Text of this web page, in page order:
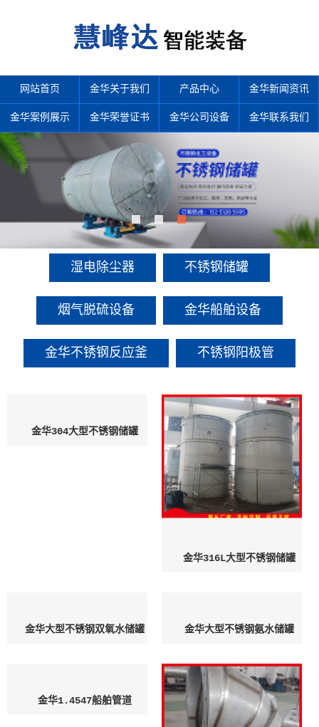
网站首页 金华关于我们 产品中心 金华新闻资讯
金华案例展示 金华荣誉证书 金华公司设备 金华联系我们
产品中心
多年来诚信服务每一位客户，以至诚用心，缔造优良品质。
湿电除尘器 不锈钢储罐
烟气脱硫设备 金华船舶设备
金华不锈钢反应釜 不锈钢阳极管
金华304大型不锈钢储罐
金华316L大型不锈钢储罐
金华大型不锈钢双氧水储罐 金华大型不锈钢氨水储罐
金华1.4547船舶管道